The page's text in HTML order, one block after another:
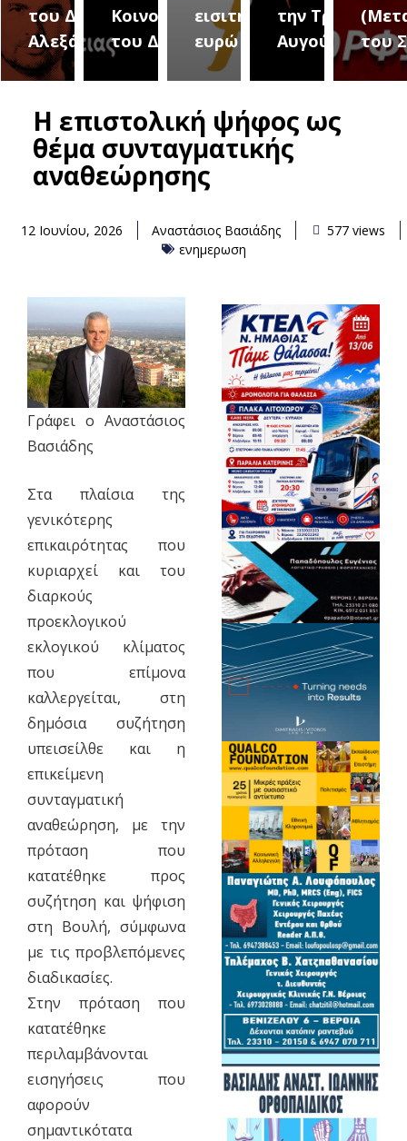
του Δήμου
Αλεξάνδρειας
Κοινοτήτων
του Δήμου
εισιτήριο 2
ευρώ
την Τρίτη 18
Αυγούστουτου
Η επιστολική ψήφος ως
θέμα συνταγματικής
αναθεώρησης
12 Ιουνίου, 2026 Αναστάσιος Βασιάδης
577 views
ενημερωση
Γράφει ο Αναστάσιος
Βασιάδης
Στα πλαίσια της
γενικότερης
επικαιρότητας που
κυριαρχεί και του
διαρκούς
προεκλογικού
εκλογικού κλίματος
που επίμονα
καλλεργείται, στη
δημόσια συζήτηση
υπεισείλθε και η
επικείμενη
συνταγματική
αναθεώρηση, με την
πρόταση που
κατατέθηκε προς
συζήτηση και ψήφιση
στη Βουλή, σύμφωνα
με τις προβλεπόμενες
διαδικασίες.
Στην πρόταση που
κατατέθηκε
περιλαμβάνονται
εισηγήσεις που
αφορούν
σημαντικότατα